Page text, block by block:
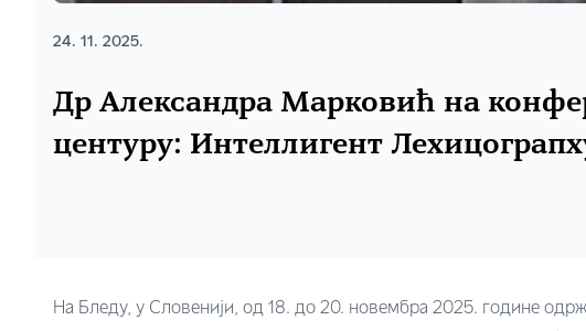
24. 11. 2025.
Др Александра Марковић на
центурy: Интеллигент
На Бледу, у Словенији, од 18. до 20. новембра 2025. године